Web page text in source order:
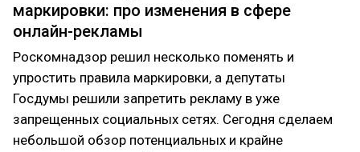
маркировки: про изменения в сфере
онлайн-рекламы
Роскомнадзор решил несколько поменять и
упростить правила маркировки, а депутаты
Госдумы решили запретить рекламу в уже
запрещенных социальных сетях. Сегодня сделаем
небольшой обзор потенциальных и крайне